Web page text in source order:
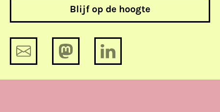
Blijf op de hoogte